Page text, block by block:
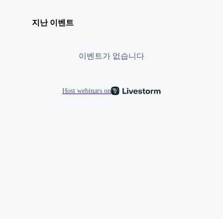
지난 이벤트
이벤트가 없습니다
Host webinars on